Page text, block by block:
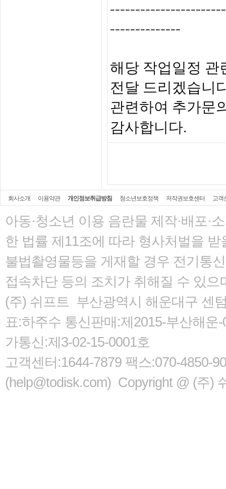
--------------
해당 작업일정 관
전달 드리겠습니
관련하여 추가문
감사합니다.
회사소개 이용약관 개인정보취급방침 청소년보호정책 저작권보호센터 고객
아동·청소년 이용 음란물 제작·배포·
한 법률 제11조에 따라 형사처벌을 받
불법촬영물등을 게재할 경우 전기통
접속차단 등의 조치가 취해질 수 있으
(주) 쉬프트 부산광역시 해운대구 센
표:하주수 통신판매:제2015-부산해
가통신:제3-02-15-0001호
고객센터:1644-7879 팩스:070-4850-
(help@todisk.com) Copyright @ (주)